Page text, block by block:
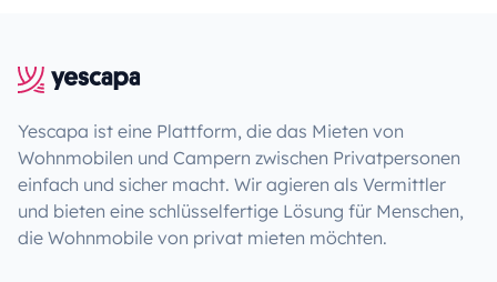
Yescapa ist eine Plattform, die das Mieten von
Wohnmobilen und Campern zwischen Privatpersonen
einfach und sicher macht. Wir agieren als Vermittler
und bieten eine schlüsselfertige Lösung für Menschen,
die Wohnmobile von privat mieten möchten.